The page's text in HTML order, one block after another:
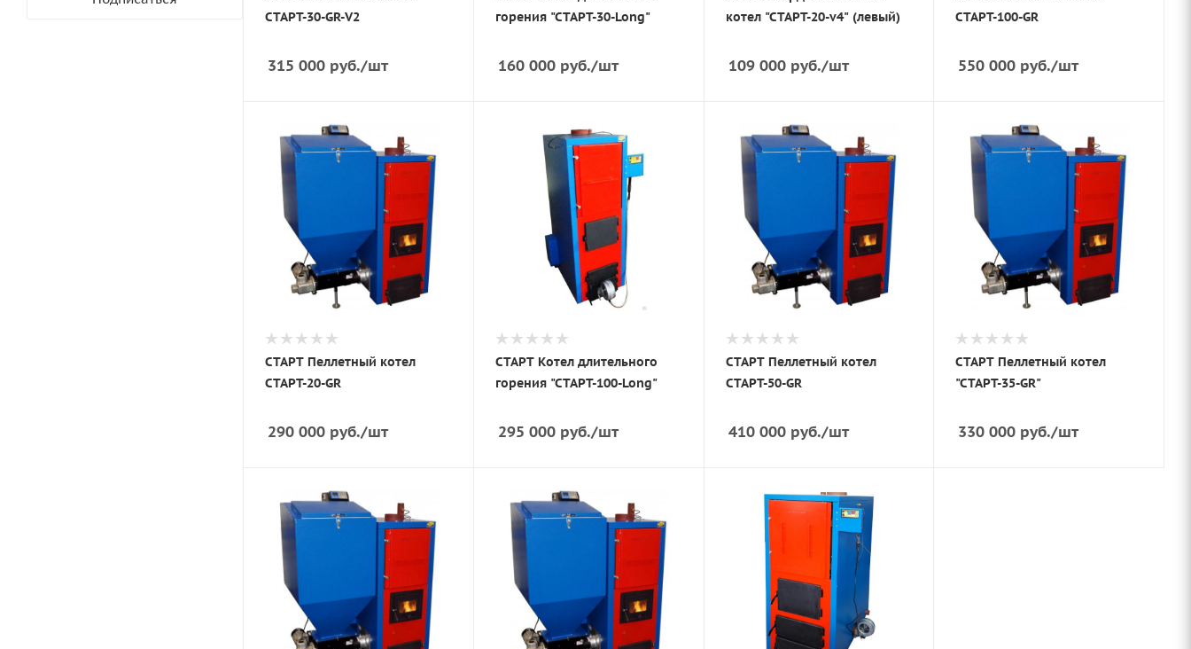
СТАРТ-30-GR-V2
315 000 руб./шт
горения "СТАРТ-30-Long"
160 000руб./шт
котел "СТАРТ-20-v4" (левый)
109 000руб./шт
СТАРТ-100-GR
550 000 руб./шт
СТАРТ Пеллетный котел
СТАРТ-20-GR
290 000 руб./шт
СТАРТ Котел длительного
горения "СТАРТ-100-Long"
295 000руб./шт
СТАРТ Пеллетный котел
СТАРТ-50-GR
410 000руб./шт
СТАРТ Пеллетный котел
"СТАРТ-35-GR"
330 000 руб./шт